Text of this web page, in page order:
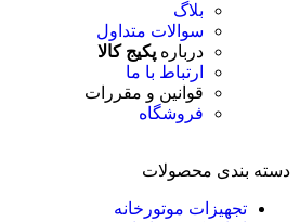
بلاگ
سوالات متداول
درباره پکیج کالا
ارتباط با ما
قوانین و مقررات
فروشگاه
دسته بندی محصولات
تجهیزات موتورخانه